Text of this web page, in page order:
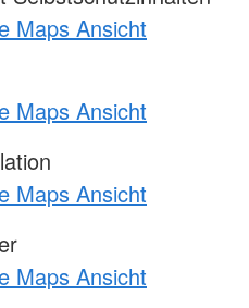
Maps Ansicht
Maps Ansicht
Maps Ansicht
Maps Ansicht